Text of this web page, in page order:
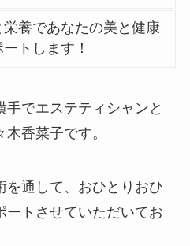
栄養であなたの美と健康
トします！
手でエステティシャンと
香菜子です。
を通して、おひとりおひ
ートさせていただいてお